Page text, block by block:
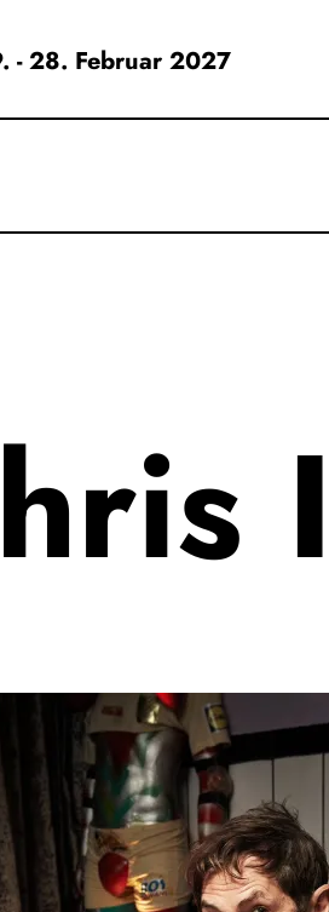
- 28. Februar 2027